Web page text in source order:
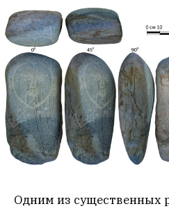
Одним из существенных